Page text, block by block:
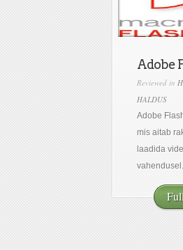
Adobe
Reviewed in
HALDUS
Adobe
mis aitab
laadida